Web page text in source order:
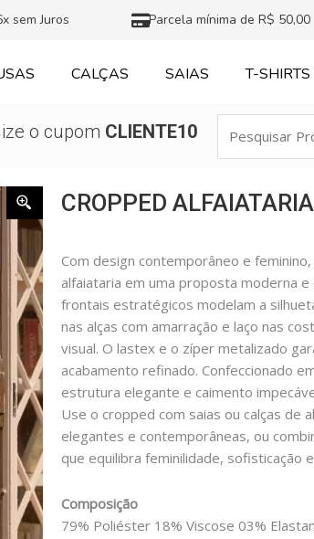
sem Juros Parcela mínima de R$ 50,00
CALÇAS SAIAS T-SHIRTS
o cupom CLIENTE10
Produtos
CROPPED
Com design contemporâneo e
alfaiataria em uma proposta moderna
frontais estratégicos modelam a
nas alças com amarração e laço nas
visual. O lastex e o zíper metalizado
acabamento refinado. Confeccionado
estrutura elegante e caimento
Use o cropped com saias ou calças de
elegantes e contemporâneas, ou
que equilibra feminilidade, sofisticação
Composição
79% Poliéster 18% Viscose 03%